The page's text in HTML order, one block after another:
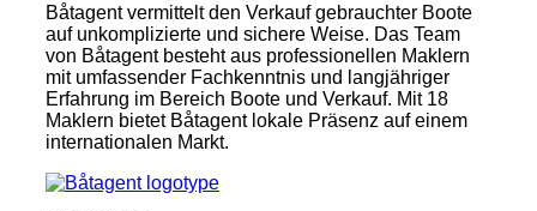
Båtagent vermittelt den Verkauf gebrauchter Boote
auf unkomplizierte und sichere Weise. Das Team
von Båtagent besteht aus professionellen Maklern
mit umfassender Fachkenntnis und langjähriger
Erfahrung im Bereich Boote und Verkauf. Mit 18
Maklern bietet Båtagent lokale Präsenz auf einem
internationalen Markt.